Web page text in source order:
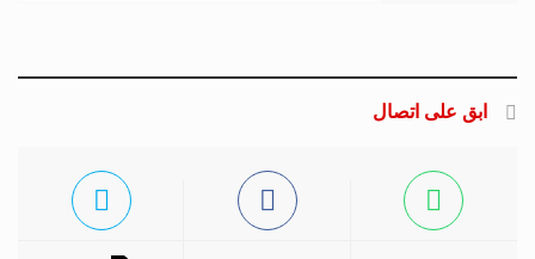
ابق على اتصال